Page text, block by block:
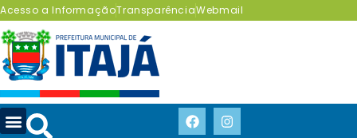
Acesso a InformaçãoTransparênciaWebmail